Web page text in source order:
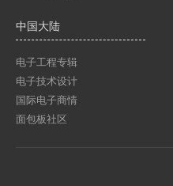
中国大陆
电子工程专辑
电子技术设计
国际电子商情
面包板社区